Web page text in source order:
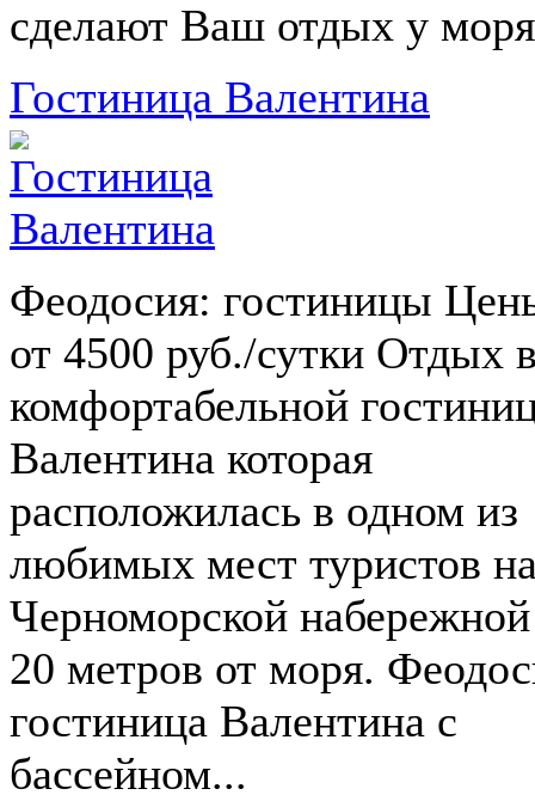
сделают Ваш отдых у
Гостиница Валентина
Феодосия: гостиницы
от 4500 руб./сутки Отдых
комфортабельной
Валентина которая
расположилась в одном из
любимых мест туристов
Черноморской
20 метров от моря.
гостиница Валентина с
бассейном...